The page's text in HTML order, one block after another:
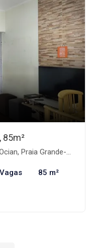
85m²
Praia Grande-SP
85 m²